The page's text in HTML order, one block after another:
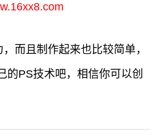
而且制作起来也比较简单，
的PS技术吧，相信你可以创